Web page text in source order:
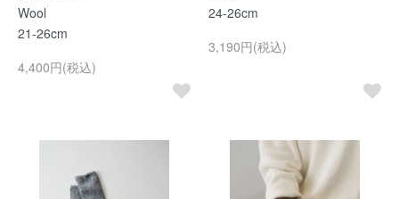
Wool
21-26cm
4,400円(税込)
24-26cm
3,190円(税込)